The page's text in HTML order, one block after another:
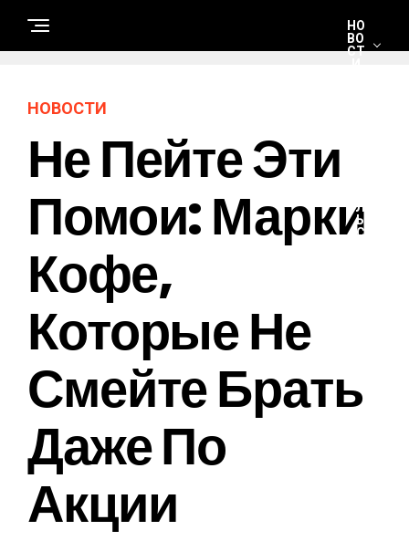
НО
ВО
СТ
Л
Ь
С
НОВОСТИ
Не Пейте Эти
Помои: Марки
Кофе,
Которые Не
Смейте Брать
Даже По
Акции